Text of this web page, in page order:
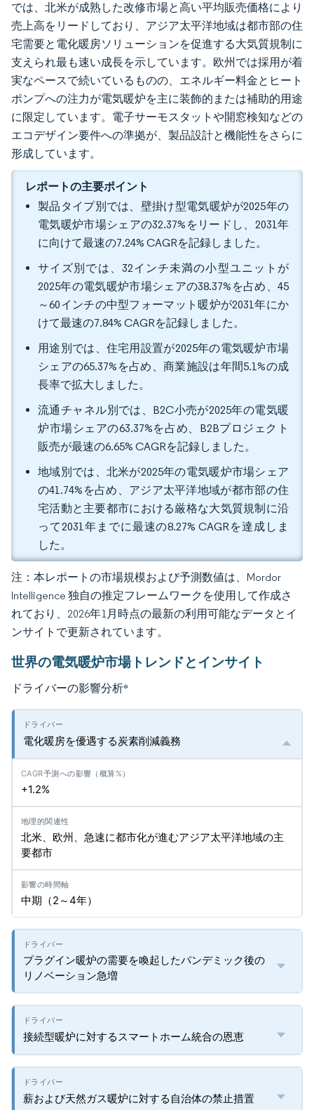
では、北米が成熟した改修市場と高い平均販売価格により
売上高をリードしており、アジア太平洋地域は都市部の住
宅需要と電化暖房ソリューションを促進する大気質規制に
支えられ最も速い成長を示しています。欧州では採用が着
実なペースで続いているものの、エネルギー料金とヒート
ポンプへの注力が電気暖炉を主に装飾的または補助的用途
に限定しています。電子サーモスタットや開窓検知などの
エコデザイン要件への準拠が、製品設計と機能性をさらに
形成しています。
レポートの主要ポイント
製品タイプ別では、壁掛け型電気暖炉が2025年の
電気暖炉市場シェアの32.37%をリードし、2031年
に向けて最速の7.24% CAGRを記録しました。
サイズ別では、32インチ未満の小型ユニットが
2025年の電気暖炉市場シェアの38.37%を占め、45
～60インチの中型フォーマット暖炉が2031年にか
けて最速の7.84% CAGRを記録しました。
用途別では、住宅用設置が2025年の電気暖炉市場
シェアの65.37%を占め、商業施設は年間5.1%の成
長率で拡大しました。
流通チャネル別では、B2C小売が2025年の電気暖
炉市場シェアの63.37%を占め、B2Bプロジェクト
販売が最速の6.65% CAGRを記録しました。
地域別では、北米が2025年の電気暖炉市場シェア
の41.74%を占め、アジア太平洋地域が都市部の住
宅活動と主要都市における厳格な大気質規制に沿
って2031年までに最速の8.27% CAGRを達成しま
した。
注：本レポートの市場規模および予測数値は、Mordor
Intelligence 独自の推定フレームワークを使用して作成さ
れており、2026年1月時点の最新の利用可能なデータとイ
ンサイトで更新されています。
世界の電気暖炉市場トレンドとインサイト
ドライバーの影響分析*
電化暖房を優遇する炭素削減義務
+1.2%
北米、欧州、急速に都市化が進むアジア太平洋地域の主
要都市
中期（2～4年）
プラグイン暖炉の需要を喚起したパンデミック後の
リノベーション急増
接続型暖炉に対するスマートホーム統合の恩恵
薪および天然ガス暖炉に対する自治体の禁止措置